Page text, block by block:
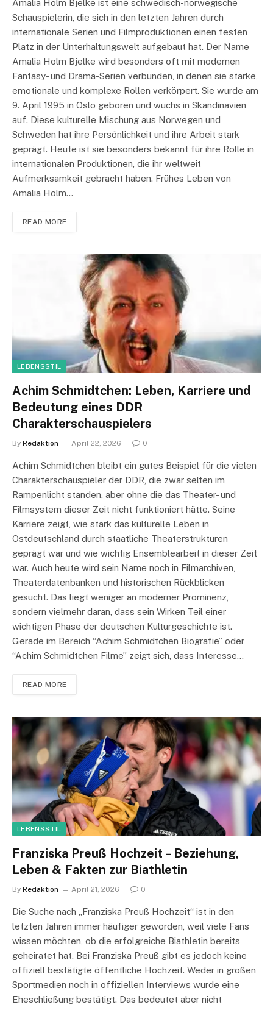
Amalia Holm Bjelke ist eine schwedisch-norwegische
Schauspielerin, die sich in den letzten Jahren durch
internationale Serien und Filmproduktionen einen festen
Platz in der Unterhaltungswelt aufgebaut hat. Der Name
Amalia Holm Bjelke wird besonders oft mit modernen
Fantasy- und Drama-Serien verbunden, in denen sie starke,
emotionale und komplexe Rollen verkörpert. Sie wurde am
9. April 1995 in Oslo geboren und wuchs in Skandinavien
auf. Diese kulturelle Mischung aus Norwegen und
Schweden hat ihre Persönlichkeit und ihre Arbeit stark
geprägt. Heute ist sie besonders bekannt für ihre Rolle in
internationalen Produktionen, die ihr weltweit
Aufmerksamkeit gebracht haben. Frühes Leben von
Amalia Holm…
READ MORE
LEBENSSTIL
Achim Schmidtchen: Leben, Karriere und
Bedeutung eines DDR
Charakterschauspielers
By Redaktion April 22, 2026 0
Achim Schmidtchen bleibt ein gutes Beispiel für die vielen
Charakterschauspieler der DDR, die zwar selten im
Rampenlicht standen, aber ohne die das Theater- und
Filmsystem dieser Zeit nicht funktioniert hätte. Seine
Karriere zeigt, wie stark das kulturelle Leben in
Ostdeutschland durch staatliche Theaterstrukturen
geprägt war und wie wichtig Ensemblearbeit in dieser Zeit
war. Auch heute wird sein Name noch in Filmarchiven,
Theaterdatenbanken und historischen Rückblicken
gesucht. Das liegt weniger an moderner Prominenz,
sondern vielmehr daran, dass sein Wirken Teil einer
wichtigen Phase der deutschen Kulturgeschichte ist.
Gerade im Bereich “Achim Schmidtchen Biografie” oder
“Achim Schmidtchen Filme” zeigt sich, dass Interesse…
READ MORE
LEBENSSTIL
Franziska Preuß Hochzeit – Beziehung,
Leben & Fakten zur Biathletin
By Redaktion April 21, 2026 0
Die Suche nach „Franziska Preuß Hochzeit“ ist in den
letzten Jahren immer häufiger geworden, weil viele Fans
wissen möchten, ob die erfolgreiche Biathletin bereits
geheiratet hat. Bei Franziska Preuß gibt es jedoch keine
offiziell bestätigte öffentliche Hochzeit. Weder in großen
Sportmedien noch in offiziellen Interviews wurde eine
Eheschließung bestätigt. Das bedeutet aber nicht